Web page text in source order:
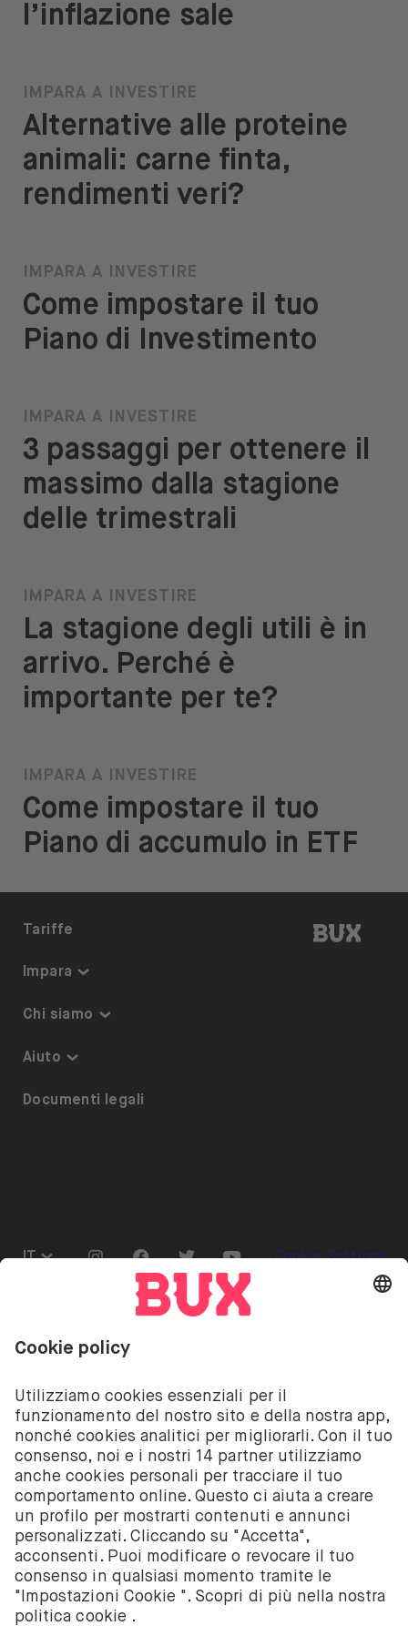
l’inflazione sale
IMPARA A INVESTIRE
Alternative alle proteine
animali: carne finta,
rendimenti veri?
IMPARA A INVESTIRE
Come impostare il tuo
Piano di Investimento
IMPARA A INVESTIRE
3 passaggi per ottenere il
massimo dalla stagione
delle trimestrali
IMPARA A INVESTIRE
La stagione degli utili è in
arrivo. Perché è
importante per te?
IMPARA A INVESTIRE
Come impostare il tuo
Piano di accumulo in ETF
BUX |
Tariffe
Impara
Centro di apprendimento
Calendario dei dividendi
Chi siamo
Sicurezza e garanzia
Aiuto
Accessibilità
Documenti legali
IT Go to "Instagram"
Go to "Facebook"
Go to "Twitter"
Go to "Youtube"
Cookie Settings
Investire comporta dei rischi. C’è la possibilità che
I servizi di investimento su azioni ed ETF offerti da
BUX sono forniti da BUX B.V., società registrata
presso la Camera di Commercio di Amsterdam con il
numero 58403949. BUX B.V. è autorizzata a operare
dall’Autorità Olandese per i Mercati Finanziari (AFM)
nei limiti previsti dalla normativa vigente.
BUX B.V. non fornisce consulenza d’investimento e
gli investitori devono prendere le decisioni
d’investimento autonomamente o ricercando una
consulenza indipendente. Investire comporta